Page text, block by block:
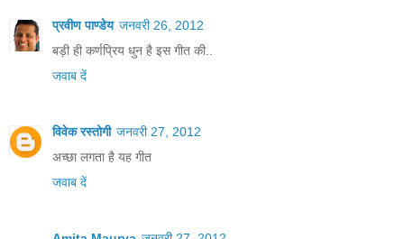
प्रवीण पाण्डेय जनवरी 26, 2012
बड़ी ही कर्णप्रिय धुन है इस गीत की..
जवाब दें
विवेक रस्तोगी जनवरी 27, 2012
अच्छा लगता है यह गीत
जवाब दें